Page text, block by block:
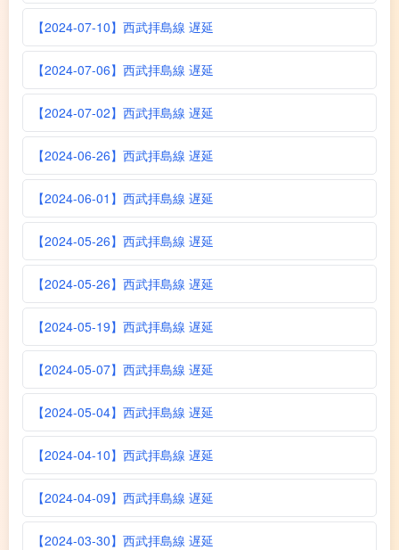
【2024-07-10】西武拝島線 遅延
【2024-07-06】西武拝島線 遅延
【2024-07-02】西武拝島線 遅延
【2024-06-26】西武拝島線 遅延
【2024-06-01】西武拝島線 遅延
【2024-05-26】西武拝島線 遅延
【2024-05-26】西武拝島線 遅延
【2024-05-19】西武拝島線 遅延
【2024-05-07】西武拝島線 遅延
【2024-05-04】西武拝島線 遅延
【2024-04-10】西武拝島線 遅延
【2024-04-09】西武拝島線 遅延
【2024-03-30】西武拝島線 遅延